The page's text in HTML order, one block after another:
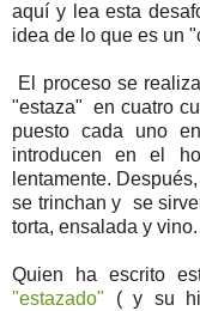
aquí y lea esta
idea de lo que es un
El proceso se
"estaza" en cuatro
puesto cada uno
introducen en el
lentamente.
se trinchan y se
torta, ensalada y vino.
Quien ha escrito
"estazado" ( y su